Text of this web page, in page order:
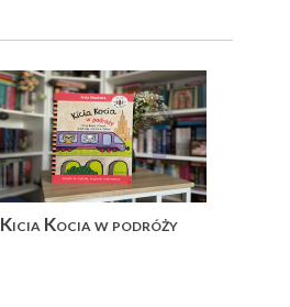
Kicia Kocia w podróży